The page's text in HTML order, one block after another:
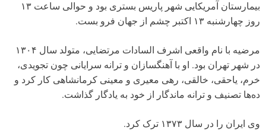
بیمارستان آمریکایی شهر پاریس بستری بود و حوالی ساعت ۱۳
روز چهارشنبه ۱۳ اکتبر چشم از جهان فرو بست.
مرضیه با نام واقعی اشرف السادات مرتضایی، متولد سال ۱۳۰۴
در شهر تهران بود. او با آهنگسازان و ترانه سرایانی چون تجویدی،
خرم، یاحقی، خالقی، رهی معیری و معینی کرمانشاهی کار کرد و
ده‌ها تصنیف و ترانه ماندگار از خود به یادگار گذاشت.
وی ایران را در سال ۱۳۷۳ ترک کرد.